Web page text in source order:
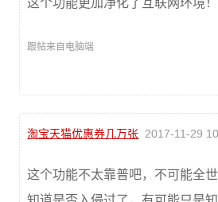
这个功能更加净化了互联网环境！
跟帖来自电脑端
淘宝天猫优惠券几万张 2017-11-29
这个功能不太靠普吧，不可能全